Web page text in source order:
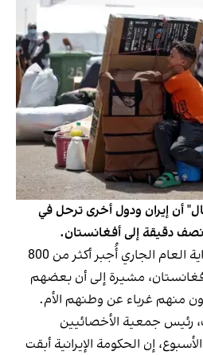
أن إيران ودول أخرى ترحل في
دقيقة إلى أفغانستان.
وذكرت المنظمة أنه منذ بداية العام الجاري أُجبر أكثر من 800
مشيرة إلى أن بعضهم
منهم غرباء عن وطنهم الأم.
جمعية الأخصائيين
إن الحكومة الإيرانية أبقت